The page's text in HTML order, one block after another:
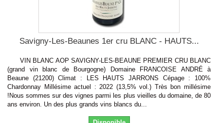
Savigny-Les-Beaunes 1er cru BLANC - HAUTS...
VIN BLANC AOP SAVIGNY-LES-BEAUNE PREMIER CRU BLANC
(grand vin blanc de Bourgogne) Domaine FRANCOISE ANDRÉ à
Beaune (21200) Climat : LES HAUTS JARRONS Cépage : 100%
Chardonnay Millésime actuel : 2022 (13,5% vol.) Très bon millésime
!Nous sommes sur des vignes parmi les plus vieilles du domaine, de 80
ans environ. Un des plus grands vins blancs du...